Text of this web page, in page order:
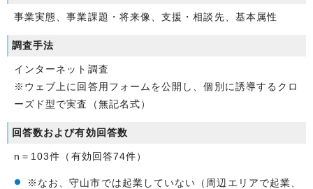
事業実態、事業課題・将来像、支援・相談先、基本属性
調査手法
インターネット調査
※ウェブ上に回答用フォームを公開し、個別に誘導するクロ
ーズド型で実査（無記名式）
回答数および有効回答数
n＝103件（有効回答74件）
※なお、守山市では起業していない（周辺エリアで起業、